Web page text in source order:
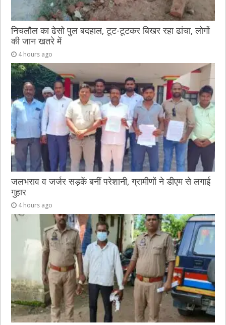
निचलौल का ढेसो पुल बदहाल, टूट-टूटकर बिखर रहा ढांचा, लोगों
की जान खतरे में
4 hours ago
जलभराव व जर्जर सड़कें बनीं परेशानी, ग्रामीणों ने डीएम से लगाई
गुहार
4 hours ago